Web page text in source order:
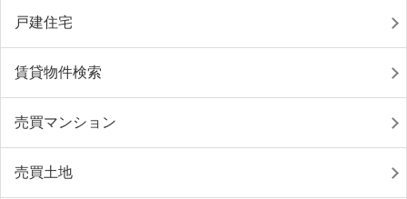
戸建住宅
賃貸物件検索
売買マンション
売買土地